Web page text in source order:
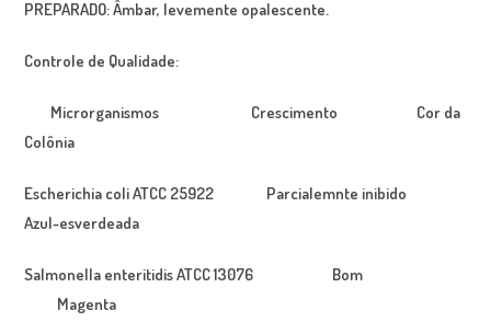
PREPARADO: Âmbar, levemente opalescente.
Controle de Qualidade:
Microrganismos Crescimento Cor da
Colônia
Escherichia coliATCC 25922 Parcialemnte inibido
Azul-esverdeada
Salmonella enteritidisATCC 13076 Bom
Magenta